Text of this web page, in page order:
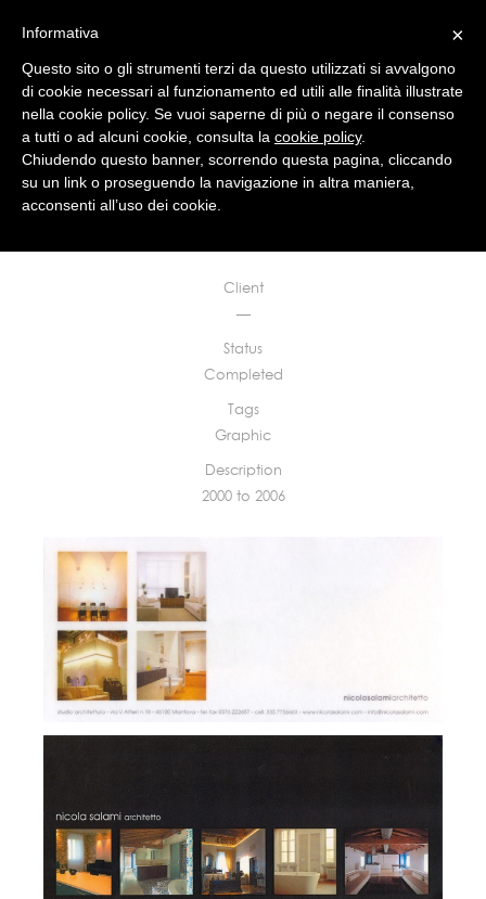
studio news works contact
Client
—
Status
Completed
Tags
Graphic
Description
2000 to 2006
×
Informativa
Questo sito o gli strumenti terzi da questo utilizzati si avvalgono
di cookie necessari al funzionamento ed utili alle finalità illustrate
nella cookie policy. Se vuoi saperne di più o negare il consenso
a tutti o ad alcuni cookie, consulta la cookie policy.
Chiudendo questo banner, scorrendo questa pagina, cliccando
su un link o proseguendo la navigazione in altra maniera,
acconsenti all’uso dei cookie.